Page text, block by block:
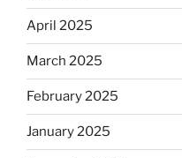
April 2025
March 2025
February 2025
January 2025